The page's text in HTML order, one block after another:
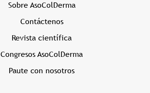
Sobre AsoColDerma
Contáctenos
Revista científica
Congresos AsoColDerma
Paute con nosotros